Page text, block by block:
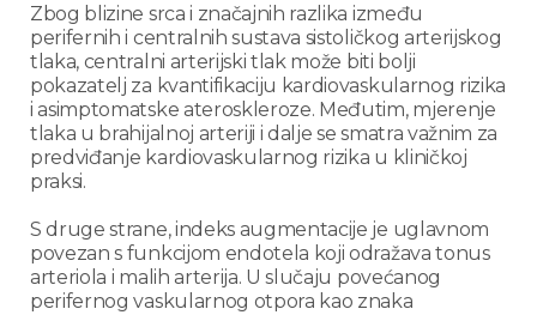
Zbog blizine srca i značajnih razlika između
perifernih i centralnih sustava sistoličkog arterijskog
tlaka, centralni arterijski tlak može biti bolji
pokazatelj za kvantifikaciju kardiovaskularnog rizika
i asimptomatske ateroskleroze. Međutim, mjerenje
tlaka u brahijalnoj arteriji i dalje se smatra važnim za
predviđanje kardiovaskularnog rizika u kliničkoj
praksi.
S druge strane, indeks augmentacije je uglavnom
povezan s funkcijom endotela koji odražava tonus
arteriola i malih arterija. U slučaju povećanog
perifernog vaskularnog otpora kao znaka